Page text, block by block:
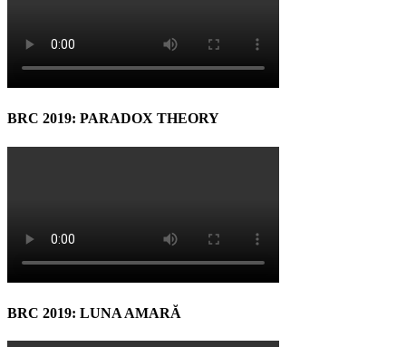
BRC 2019: PARADOX THEORY
BRC 2019: LUNA AMARĂ